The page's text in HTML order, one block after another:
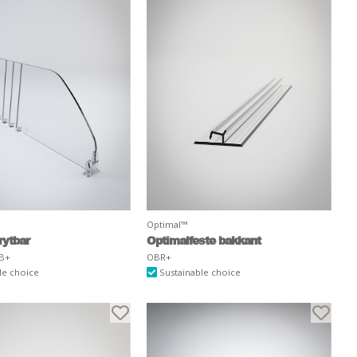
choice
Optimal™
Optimalfeste bakkant
OBR+
Sustainable choice